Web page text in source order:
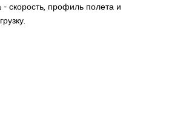
- скорость, профиль полета и